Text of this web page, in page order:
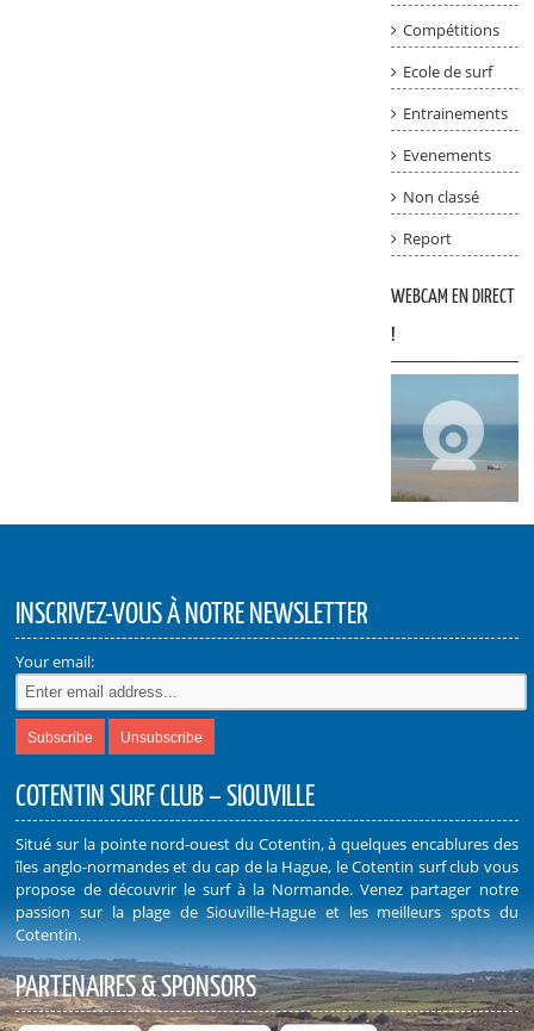
Compétitions
Ecole de surf
Entrainements
Evenements
Non classé
Report
WEBCAM EN DIRECT
!
INSCRIVEZ-VOUS À NOTRE NEWSLETTER
Your email:
COTENTIN SURF CLUB – SIOUVILLE
Situé sur la pointe nord-ouest du Cotentin, à quelques encablures des
îles anglo-normandes et du cap de la Hague, le Cotentin surf club vous
propose de découvrir le surf à la Normande. Venez partager notre
passion sur la plage de Siouville-Hague et les meilleurs spots du
Cotentin.
PARTENAIRES & SPONSORS